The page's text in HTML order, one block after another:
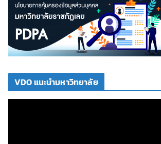
VDO แนะนำมหาวิทยาลัย